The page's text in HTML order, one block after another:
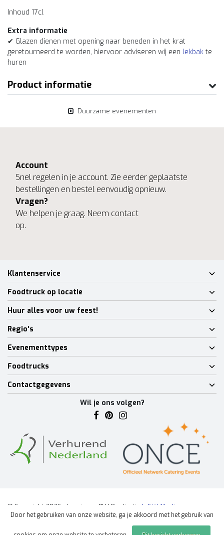
Inhoud 17cl
Extra informatie
✔ Glazen dienen met opening naar beneden in het krat
geretourneerd te worden, hiervoor adviseren wij een lekbak te
huren
Product informatie
Duurzame evenementen
Account
Snel regelen in je account. Zie eerder geplaatste
bestellingen en bestel eenvoudig opnieuw.
Vragen?
We helpen je graag. Neem contact
op.
Klantenservice
Foodtruck op locatie
Huur alles voor uw feest!
Regio's
Evenementtypes
Foodtrucks
Contactgegevens
Wil je ons volgen?
© Copyright 2026 - Lumineux BV | Realisatie
InStijl Media
Algemene voorwaarden|Disclaimer|Privacy Policy|Sitemap |
Door het gebruiken van onze website, ga je akkoord met het gebruik van